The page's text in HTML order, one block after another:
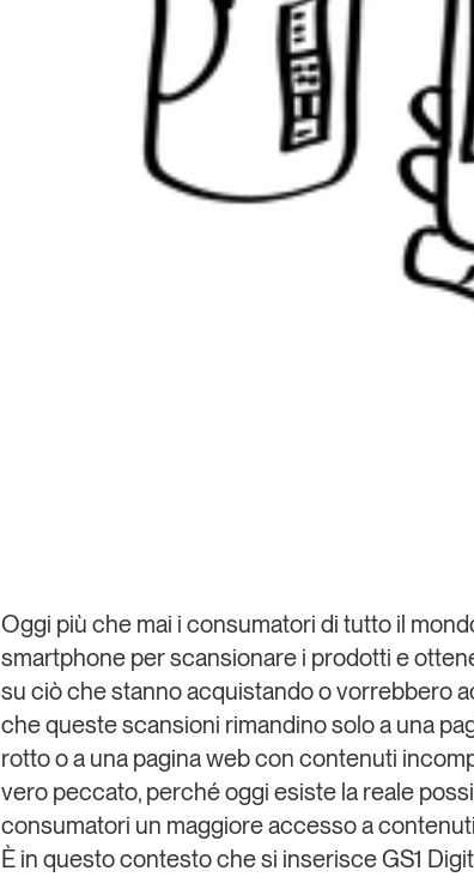
Oggi più che mai i consumatori di tutto il
smartphone per scansionare i prodotti e
su ciò che stanno acquistando o vorrebbero
che queste scansioni rimandino solo a una
rotto o a una pagina web con contenuti
vero peccato, perché oggi esiste la reale
consumatori un maggiore accesso a
È in questo contesto che si inserisceGS1